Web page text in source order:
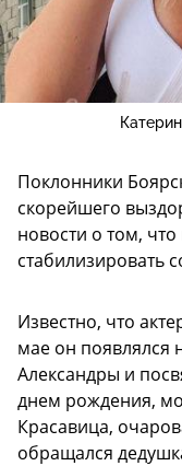
Поклонники
скорейшего
новости о том,
стабилизировать
Известно, что
мае он появлялся
Александры и
днем рождения,
Красавица,
обращался